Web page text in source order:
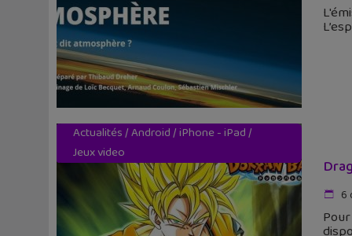
Actualités/Android/iPhone - iPad/
Jeux video
6